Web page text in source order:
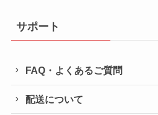
サポート
FAQ・よくあるご質問
配送について